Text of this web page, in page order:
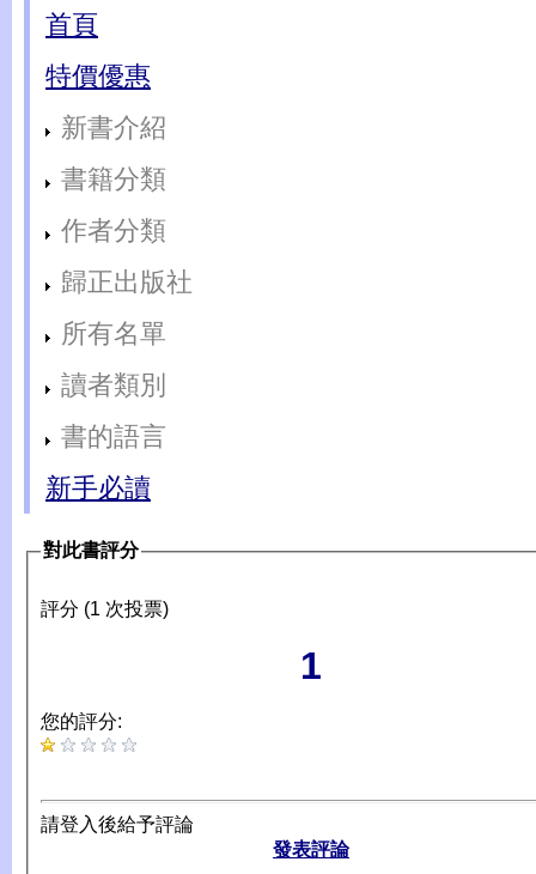
首頁
特價優惠
新書介紹
書籍分類
作者分類
歸正出版社
所有名單
讀者類別
書的語言
新手必讀
對此書評分
評分 (1 次投票)
1
您的評分:
請登入後給予評論
發表評論